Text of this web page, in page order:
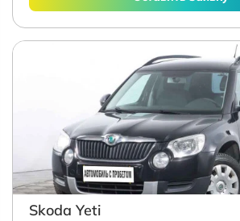
Skoda Yeti